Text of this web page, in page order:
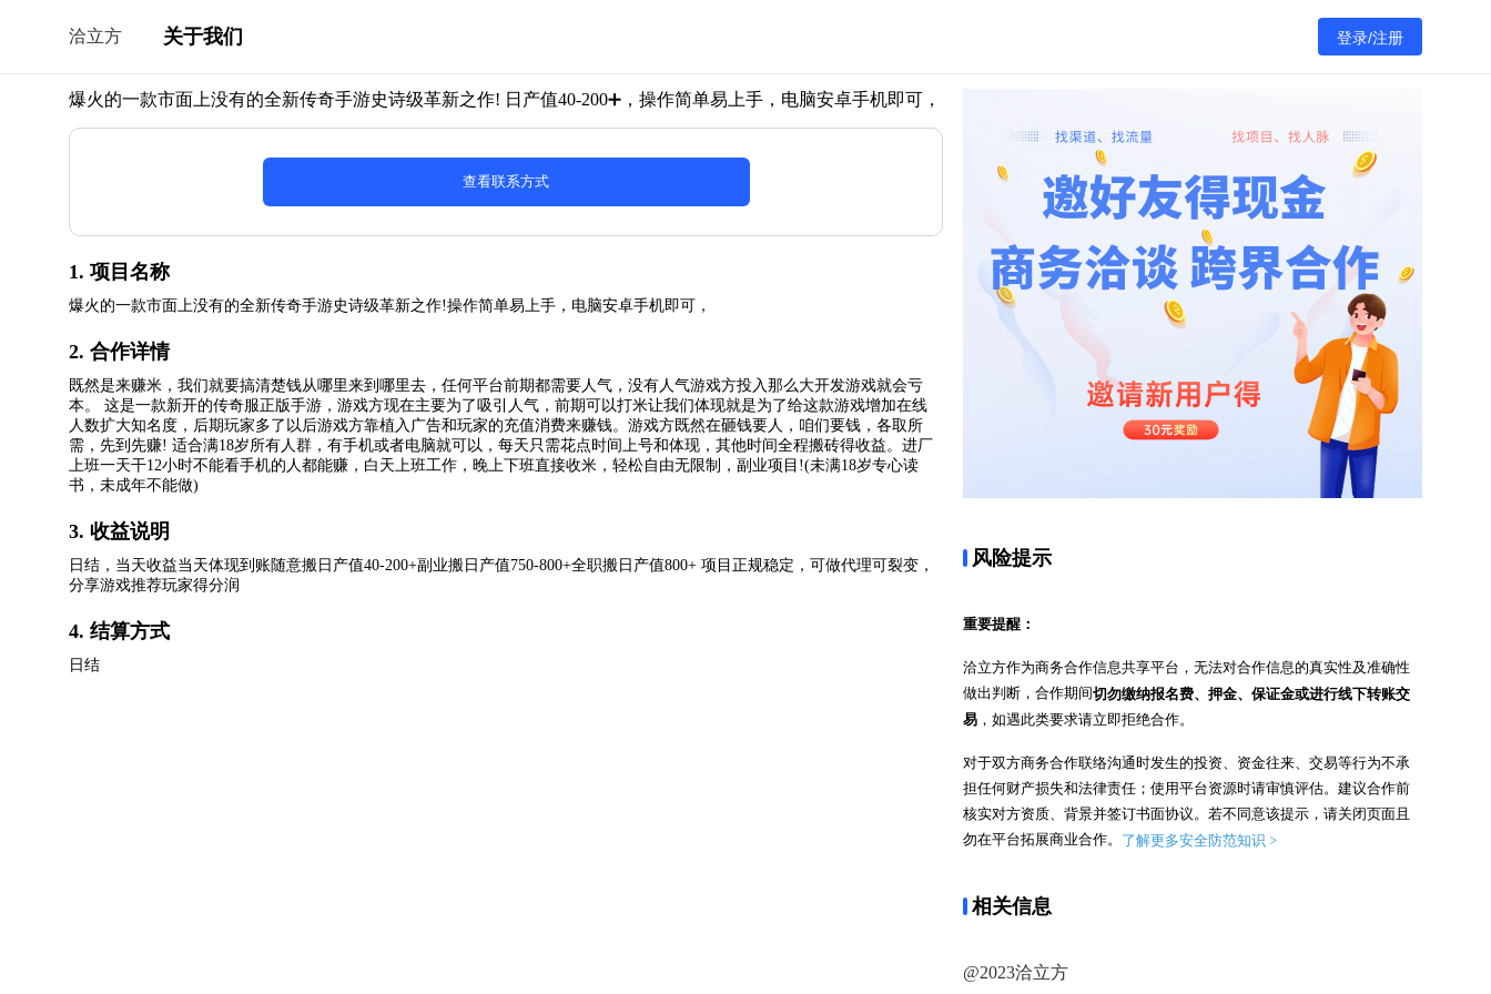
洽立方 关于我们 登录/注册
爆火的一款市面上没有的全新传奇手游史诗级革新之作! 日产值40-200➕，操作简单易上手，电脑安卓手机即可，
查看联系方式
1. 项目名称
爆火的一款市面上没有的全新传奇手游史诗级革新之作!操作简单易上手，电脑安卓手机即可，
2. 合作详情
既然是来赚米，我们就要搞清楚钱从哪里来到哪里去，任何平台前期都需要人气，没有人气游戏方投入那么大开发游戏就会亏
本。 这是一款新开的传奇服正版手游，游戏方现在主要为了吸引人气，前期可以打米让我们体现就是为了给这款游戏增加在线
人数扩大知名度，后期玩家多了以后游戏方靠植入广告和玩家的充值消费来赚钱。游戏方既然在砸钱要人，咱们要钱，各取所
需，先到先赚! 适合满18岁所有人群，有手机或者电脑就可以，每天只需花点时间上号和体现，其他时间全程搬砖得收益。进厂
上班一天干12小时不能看手机的人都能赚，白天上班工作，晚上下班直接收米，轻松自由无限制，副业项目!(未满18岁专心读
书，未成年不能做)
3. 收益说明
日结，当天收益当天体现到账随意搬日产值40-200+副业搬日产值750-800+全职搬日产值800+ 项目正规稳定，可做代理可裂变，
分享游戏推荐玩家得分润
4. 结算方式
日结
风险提示
重要提醒：
洽立方作为商务合作信息共享平台，无法对合作信息的真实性及准确性
做出判断，合作期间切勿缴纳报名费、押金、保证金或进行线下转账交
易 ，如遇此类要求请立即拒绝合作。
对于双方商务合作联络沟通时发生的投资、资金往来、交易等行为不承
担任何财产损失和法律责任；使用平台资源时请审慎评估。 建议合作前
核实对方资质、背景并签订书面协议。 若不同意该提示，请关闭页面且
勿在平台拓展商业合作。 了解更多安全防范知识 >
相关信息
@2023洽立方